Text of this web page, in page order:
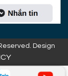
Design